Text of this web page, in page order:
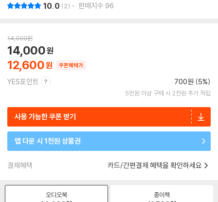
10.0 2 판매지수 96
14,000원
12,600
14,000
쿠폰혜택가
YES포인트 700원 (5%)
5만원 이상 구매 시 2천원 추가 적립
사용 가능한 쿠폰 받기
앱 다운 시 1천원 상품권
결제혜택 카드/간편결제 혜택을 확인하세요
오디오북 종이책